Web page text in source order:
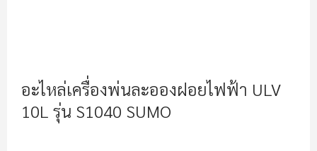
ที่
ส่วน
อะไหล่เครื่องพ่นละอองฝอยไฟฟ้า ULV
10L รุ่น S1040 SUMO